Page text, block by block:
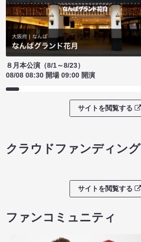
８月本公演（8/1～8/23）
08/08 08:30 開場 09:00 開演
サイトを閲覧する
クラウドファンディング
サイトを閲覧する
ファンコミュニティ